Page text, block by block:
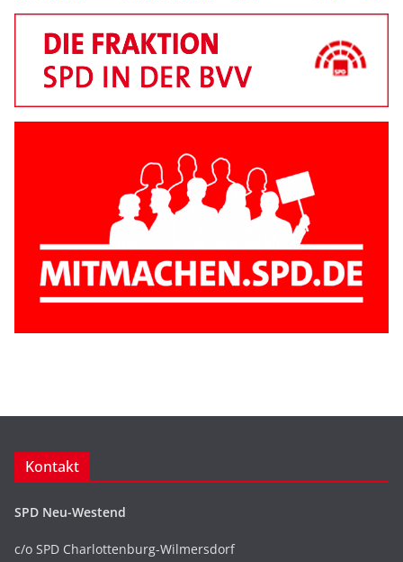
Kontakt
SPD Neu-Westend
c/o SPD Charlottenburg-Wilmersdorf